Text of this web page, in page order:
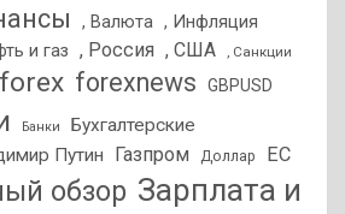
, Валюта , Инфляция
и газ , Россия , США , Санкции
forex forexnews GBPUSD
Банки
Бухгалтерские
Путин Газпром Доллар ЕС
обзор Зарплата и